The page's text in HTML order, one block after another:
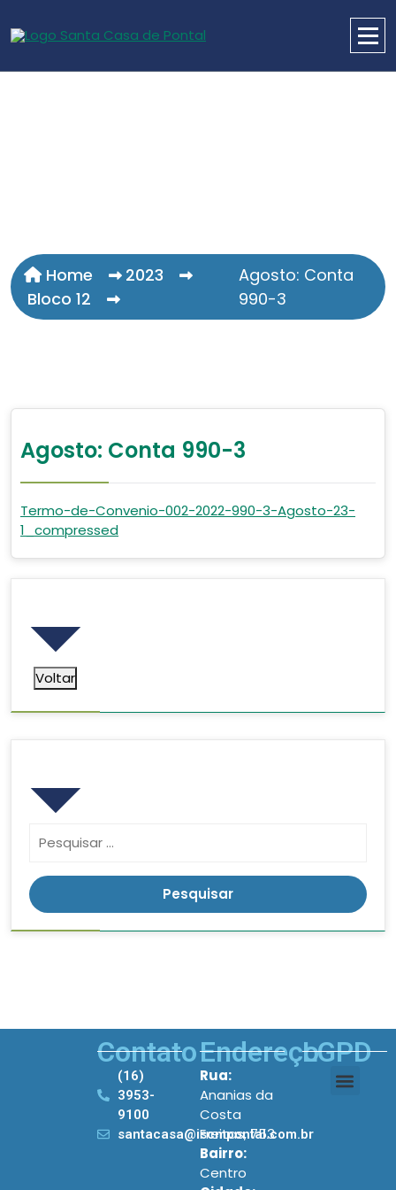
Home
2023
Bloco 12
Agosto: Conta
990-3
Agosto: Conta 990-3
Termo-de-Convenio-002-2022-990-3-Agosto-23-
1_compressed
Voltar
Contato
(16)
3953-
9100
santacasa@iscmpontal.com.br
Endereço
Rua:
Ananias da
Costa
Freitas, 753
Bairro:
Centro
LGPD